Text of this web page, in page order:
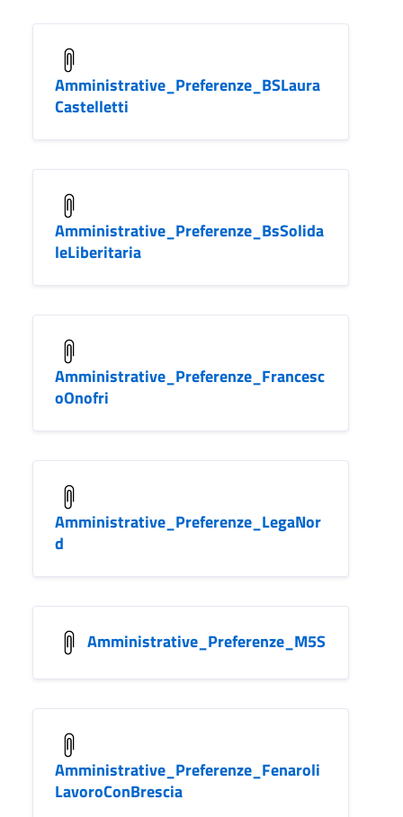
Amministrative_Preferenze_BSLaura
Castelletti
Amministrative_Preferenze_BsSolida
leLiberitaria
Amministrative_Preferenze_Francesc
oOnofri
Amministrative_Preferenze_LegaNor
d
Amministrative_Preferenze_M5S
Amministrative_Preferenze_Fenaroli
LavoroConBrescia